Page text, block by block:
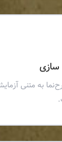
به متنی